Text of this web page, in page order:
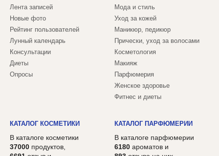
Лента записей
Новые фото
Рейтинг пользователей
Лунный календарь
Консультации
Диеты
Опросы
Мода и стиль
Уход за кожей
Маникюр, педикюр
Прически, уход за волосами
Косметология
Макияж
Парфюмерия
Женское здоровье
Фитнес и диеты
КАТАЛОГ КОСМЕТИКИ
В каталоге косметики
37000 продуктов,
КАТАЛОГ ПАРФЮМЕРИИ
В каталоге парфюмерии
6180 ароматов и